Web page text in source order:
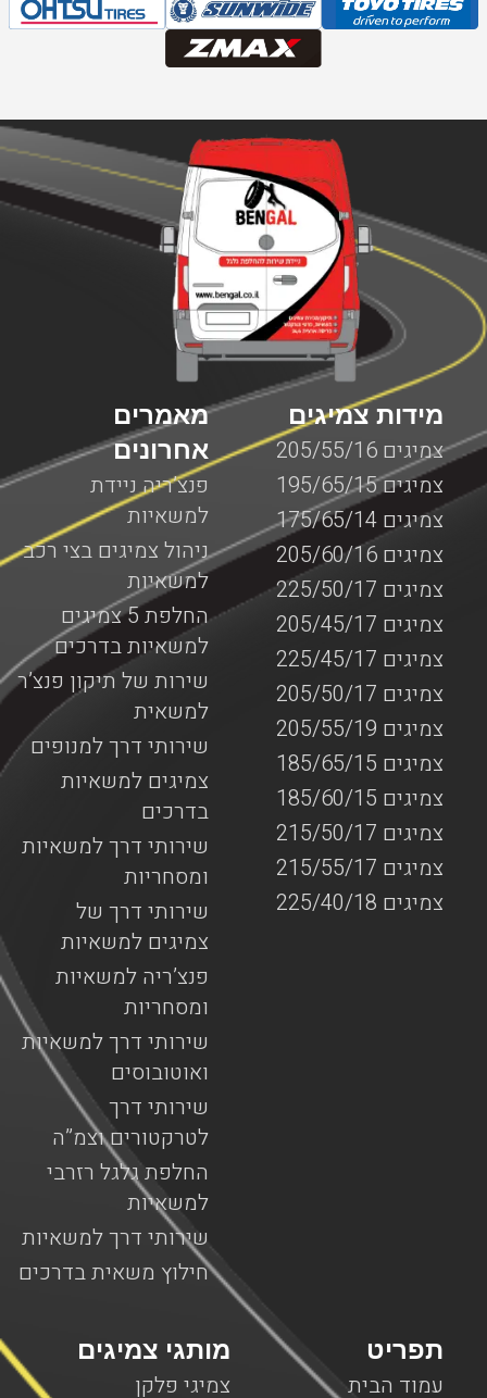
מאמרים
אחרונים
פנצ’ריה ניידת
למשאיות
ניהול צמיגים בצי רכב
למשאיות
החלפת 5 צמיגים
למשאיות בדרכים
שירות של תיקון פנצ’ר
למשאית
שירותי דרך למנופים
צמיגים למשאיות
בדרכים
שירותי דרך למשאיות
ומסחריות
שירותי דרך של
צמיגים למשאיות
פנצ’ריה למשאיות
ומסחריות
שירותי דרך למשאיות
ואוטובוסים
שירותי דרך
לטרקטורים וצמ”ה
החלפת גלגל רזרבי
למשאיות
שירותי דרך למשאיות
חילוץ משאית בדרכים
מידות צמיגים
צמיגים 205/55/16
צמיגים 195/65/15
צמיגים 175/65/14
צמיגים 205/60/16
צמיגים 225/50/17
צמיגים 205/45/17
צמיגים 225/45/17
צמיגים 205/50/17
צמיגים 205/55/19
צמיגים 185/65/15
צמיגים 185/60/15
צמיגים 215/50/17
צמיגים 215/55/17
צמיגים 225/40/18
מותגי צמיגים
צמיגי פלקן
תפריט
עמוד הבית